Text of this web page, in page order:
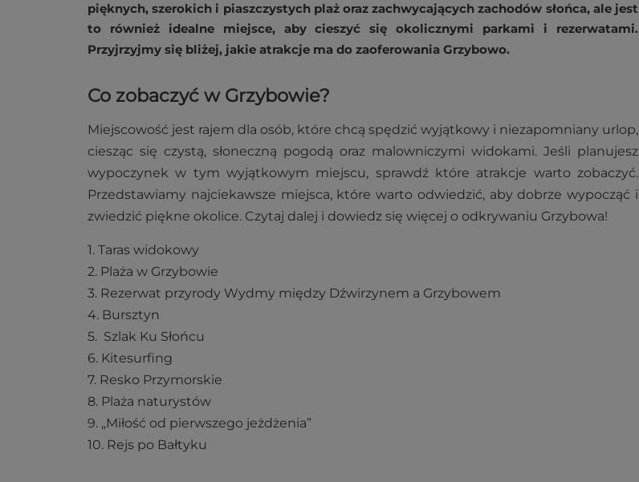
pięknych, szerokich i piaszczystych plaż oraz zachwycających zachodów słońca, ale jest
to również idealne miejsce, aby cieszyć się okolicznymi parkami i rezerwatami.
Przyjrzyjmy się bliżej, jakie atrakcje ma do zaoferowania Grzybowo.
Co zobaczyć w Grzybowie?
Miejscowość jest rajem dla osób, które chcą spędzić wyjątkowy i niezapomniany urlop,
ciesząc się czystą, słoneczną pogodą oraz malowniczymi widokami. Jeśli planujesz
wypoczynek w tym wyjątkowym miejscu, sprawdź które atrakcje warto zobaczyć.
Przedstawiamy najciekawsze miejsca, które warto odwiedzić, aby dobrze wypocząć i
zwiedzić piękne okolice. Czytaj dalej i dowiedz się więcej o odkrywaniu Grzybowa!
1. Taras widokowy
2. Plaża w Grzybowie
3. Rezerwat przyrody Wydmy między Dźwirzynem a Grzybowem
4. Bursztyn
5. Szlak Ku Słońcu
6. Kitesurfing
7. Resko Przymorskie
8. Plaża naturystów
9. „Miłość od pierwszego jeżdżenia”
10. Rejs po Bałtyku